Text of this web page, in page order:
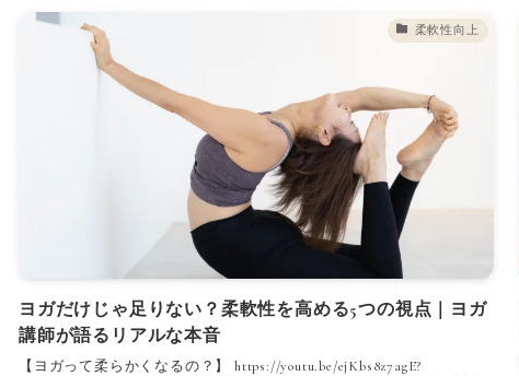
柔軟性向上
ヨガだけじゃ足りない？柔軟性を高める5つの視点｜ヨガ
講師が語るリアルな本音
【ヨガって柔らかくなるの？】 https://youtu.be/ejKbs8z7agE?